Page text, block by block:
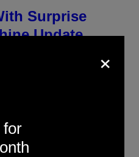
Surprise
Update
×
for